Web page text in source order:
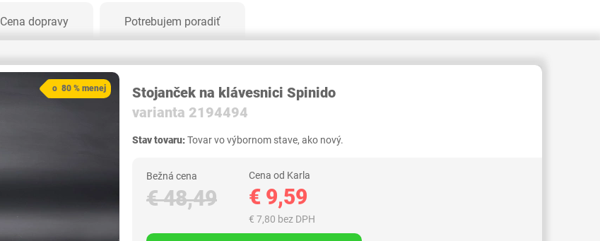
Cena dopravy Potrebujem poradiť
o 80 % menej
Stojanček na klávesnici Spinido
varianta 2194494
Stav tovaru:Tovar vo výbornom stave, ako nový.
Bežná cena
€ 48,49
Cena od Karla
€ 9,59
€ 7,80 bez DPH